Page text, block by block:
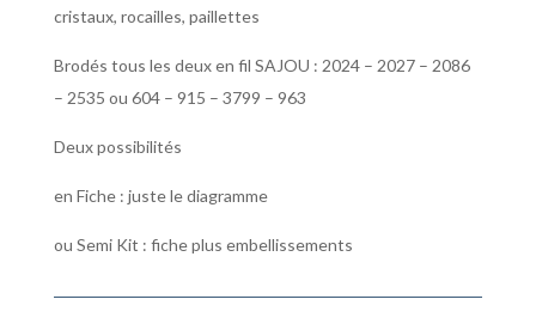
cristaux, rocailles, paillettes
Brodés tous les deux en fil SAJOU : 2024 – 2027 – 2086
– 2535 ou 604 – 915 – 3799 – 963
Deux possibilités
en Fiche : juste le diagramme
ou Semi Kit : fiche plus embellissements